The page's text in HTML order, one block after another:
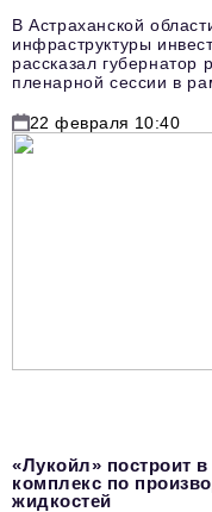
В Астраханской
инфраструктуры
рассказал губернатор
пленарной сессии в
22 февраля 10:40
«Лукойл» построит
комплекс по
жидкостей